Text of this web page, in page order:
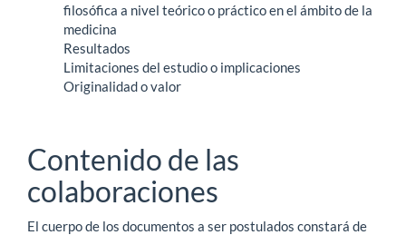
filosófica a nivel teórico o práctico en el ámbito de la
medicina
Resultados
Limitaciones del estudio o implicaciones
Originalidad o valor
Contenido de las
colaboraciones
El cuerpo de los documentos a ser postulados constará de